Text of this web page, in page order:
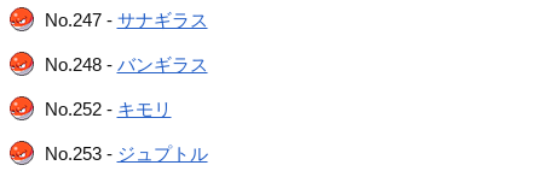
No.247 - サナギラス
No.248 - バンギラス
No.252 - キモリ
No.253 - ジュプトル